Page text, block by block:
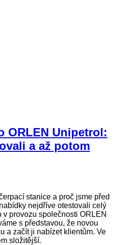
ORLEN Unipetrol:
a až potom
stanice a proč jsme před
nejdříve otestovali celý
provozu společnosti ORLEN
s představou, že novou
a začít ji nabízet klientům. Ve
složitější.